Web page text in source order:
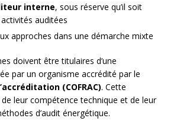
interne, sous réserve qu’il soit
auditées
approches dans une démarche mixte
doivent être titulaires d’une
par un organisme accrédité par le
(COFRAC). Cette
leur compétence technique et de leur
d’audit énergétique.